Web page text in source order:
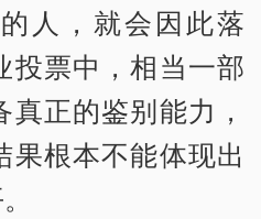
人，就会因此落
投票中，相当一部
正的鉴别能力，
果根本不能体现出